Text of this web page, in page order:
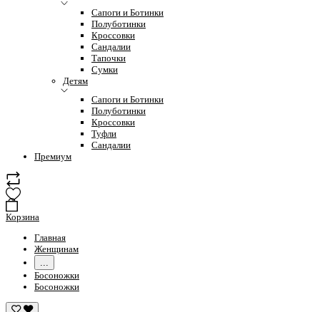
Сапоги и Ботинки
Полуботинки
Кроссовки
Сандалии
Тапочки
Сумки
Детям
Сапоги и Ботинки
Полуботинки
Кроссовки
Туфли
Сандалии
Премиум
Корзина
Главная
Женщинам
...
Босоножки
Босоножки